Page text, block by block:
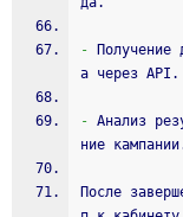
- Получение
а через API.
- Анализ
ние
После